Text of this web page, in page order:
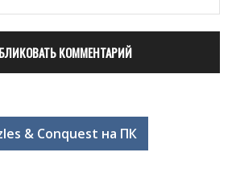
& Conquest на ПК